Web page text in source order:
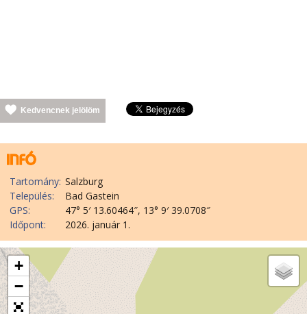
Kedvencnek jelölöm
Tartomány: Salzburg
Település:
Bad Gastein
GPS:
47° 5′ 13.60464″, 13° 9′ 39.0708″
Időpont:
2026. január 1.
+
−